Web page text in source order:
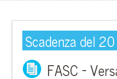
Scadenza del
FASC –